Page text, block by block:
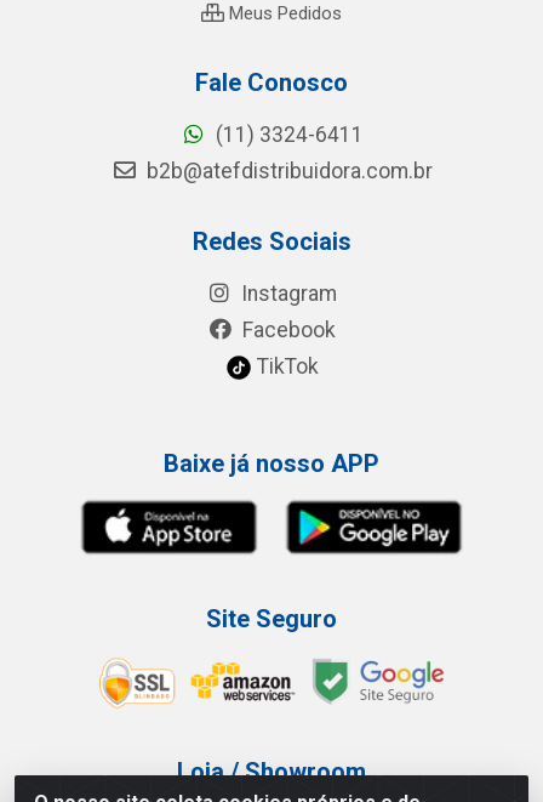
Meus Pedidos
Fale Conosco
(11) 3324-6411
b2b@atefdistribuidora.com.br
Redes Sociais
Instagram
Facebook
TikTok
Baixe já nosso APP
Site Seguro
Loja / Showroom